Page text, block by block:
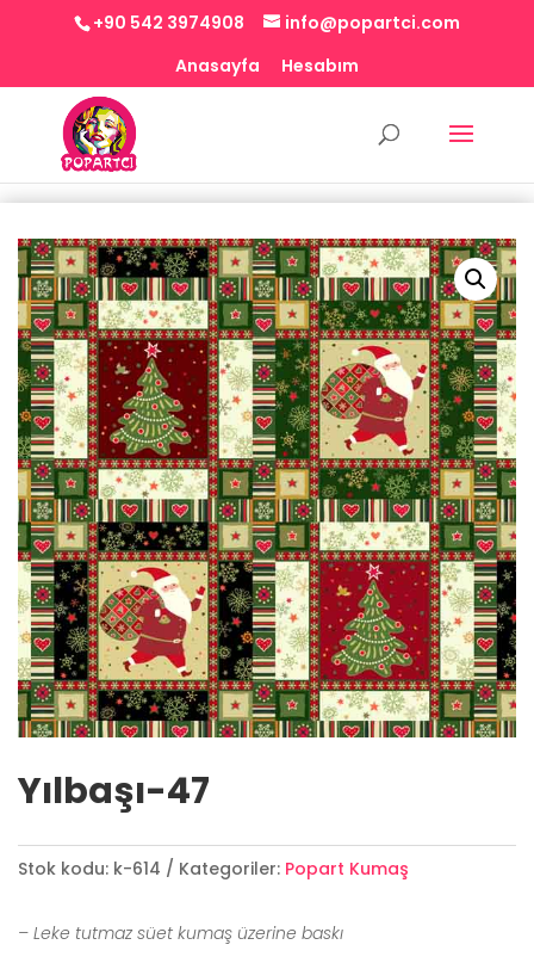
+90 542 3974908
info@popartci.com
Anasayfa
Hesabım
Yılbaşı-47
Stok kodu: k-614 Kategoriler: Popart Kumaş
– Leke tutmaz süet kumaş üzerine baskı